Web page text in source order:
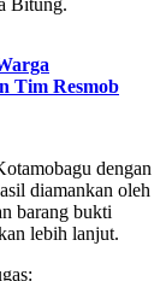
Tim Resmob
dengan
diamankan oleh
barang bukti
lebih lanjut.